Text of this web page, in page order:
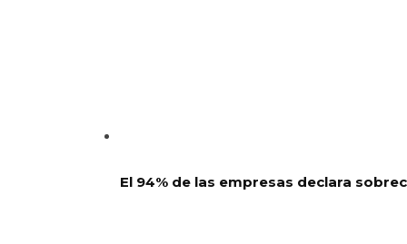
El 94% de las empresas declara